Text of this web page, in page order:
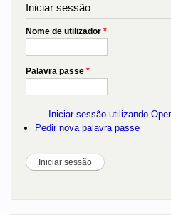
Iniciar sessão
Nome de utilizador *
Palavra passe *
Iniciar sessão utilizando
Pedir nova palavra passe